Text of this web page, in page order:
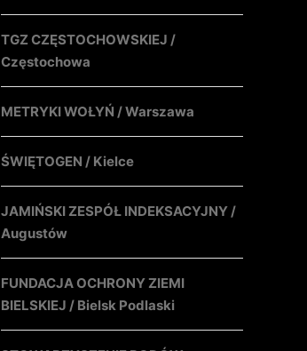
TGZ CZĘSTOCHOWSKIEJ /
Częstochowa
METRYKI WOŁYŃ / Warszawa
ŚWIĘTOGEN / Kielce
JAMIŃSKI ZESPÓŁ INDEKSACYJNY /
Augustów
FUNDACJA OCHRONY ZIEMI
BIELSKIEJ / Bielsk Podlaski